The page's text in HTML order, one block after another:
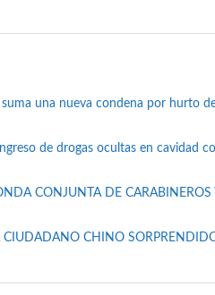
una nueva condena por hurto
de drogas ocultas en cavidad
CONJUNTA DE
CHINO